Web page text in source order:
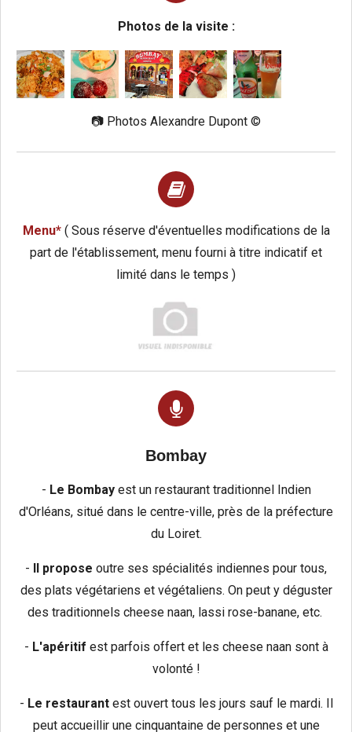
Photos de la visite :
📷 Photos Alexandre Dupont ©️
Menu*( Sous réserve d'éventuelles modifications de la
part de l'établissement, menu fourni à titre indicatif et
limité dans le temps )
Bombay
- Le Bombayest un restaurant traditionnel Indien
d'Orléans, situé dans le centre-ville, près de la préfecture
du Loiret.
- Il propose outre ses spécialités indiennes pour tous,
des plats végétariens et végétaliens. On peut y déguster
des traditionnels cheese naan, lassi rose-banane, etc.
- L'apéritif est parfois offert et les cheese naan sont à
volonté !
- Le restaurantest ouvert tous les jours sauf le mardi. Il
peut accueillir une cinquantaine de personnes et une